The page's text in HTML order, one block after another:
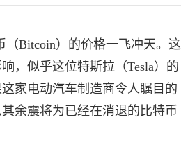
Bitcoin）的价格一飞冲天。这
，似乎这位特斯拉（Tesla）的
家电动汽车制造商令人瞩目的
余震将为已经在消退的比特币